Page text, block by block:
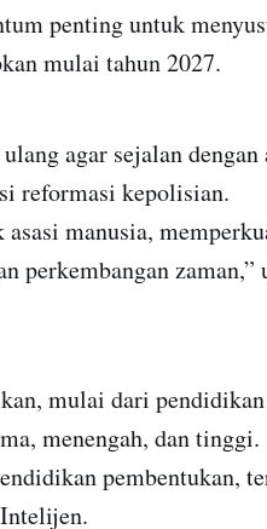
penting untuk
mulai tahun 2027.
agar sejalan dengan
reformasi kepolisian.
manusia,
perkembangan zaman,”
mulai dari pendidikan
menengah, dan tinggi.
pembentukan,